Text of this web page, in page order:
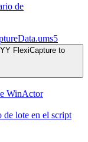
de
FlexiCapture to
WinActor
de lote en el script